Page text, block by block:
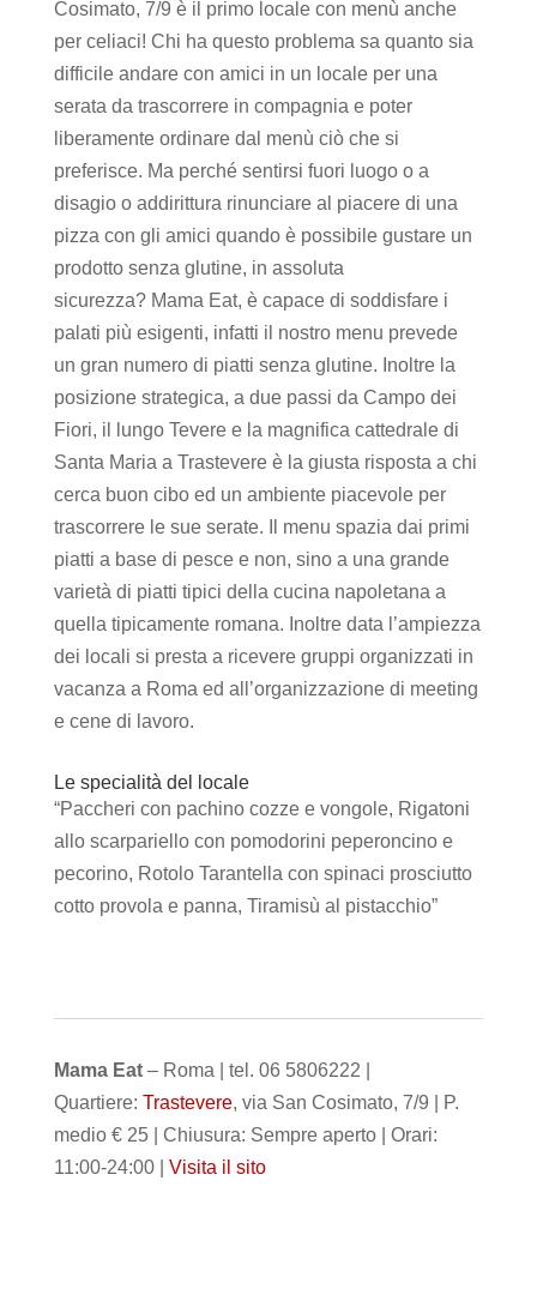
Cosimato, 7/9 è il primo locale con menù anche
per celiaci! Chi ha questo problema sa quanto sia
difficile andare con amici in un locale per una
serata da trascorrere in compagnia e poter
liberamente ordinare dal menù ciò che si
preferisce. Ma perché sentirsi fuori luogo o a
disagio o addirittura rinunciare al piacere di una
pizza con gli amici quando è possibile gustare un
prodotto senza glutine, in assoluta
sicurezza? Mama Eat, è capace di soddisfare i
palati più esigenti, infatti il nostro menu prevede
un gran numero di piatti senza glutine. Inoltre la
posizione strategica, a due passi da Campo dei
Fiori, il lungo Tevere e la magnifica cattedrale di
Santa Maria a Trastevere è la giusta risposta a chi
cerca buon cibo ed un ambiente piacevole per
trascorrere le sue serate. Il menu spazia dai primi
piatti a base di pesce e non, sino a una grande
varietà di piatti tipici della cucina napoletana a
quella tipicamente romana. Inoltre data l’ampiezza
dei locali si presta a ricevere gruppi organizzati in
vacanza a Roma ed all’organizzazione di meeting
e cene di lavoro.
Le specialità del locale
“Paccheri con pachino cozze e vongole, Rigatoni
allo scarpariello con pomodorini peperoncino e
pecorino, Rotolo Tarantella con spinaci prosciutto
cotto provola e panna, Tiramisù al pistacchio”
Mama Eat– Roma | tel. 06 5806222 |
Quartiere: Trastevere, via San Cosimato, 7/9 | P.
medio € 25 | Chiusura: Sempre aperto | Orari:
11:00-24:00 | Visita il sito